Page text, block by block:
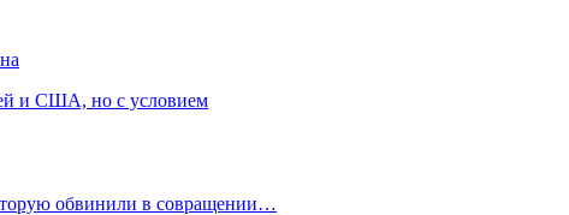
и США, но с условием
обвинили в совращении…